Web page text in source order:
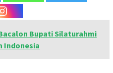
Bupati Silaturahmi
Indonesia